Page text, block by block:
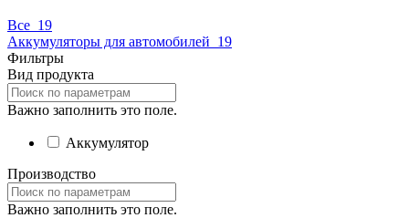
Все 19
Аккумуляторы для автомобилей 19
Фильтры
Вид продукта
Важно заполнить это поле.
Аккумулятор
Производство
Важно заполнить это поле.